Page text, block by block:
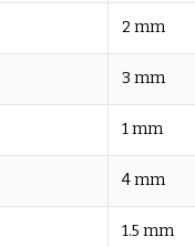
2 mm
3 mm
1 mm
4 mm
1.5 mm